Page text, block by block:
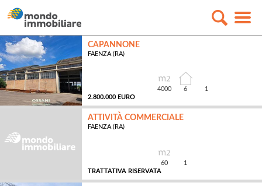
CAPANNONE
FAENZA (RA)
2.800.000 EURO
4000 6 1
ATTIVITÀ COMMERCIALE
FAENZA (RA)
TRATTATIVA RISERVATA
60 1